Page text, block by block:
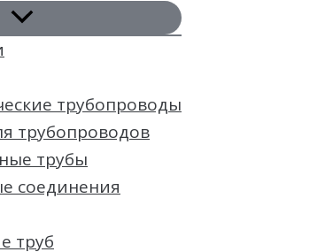
трубопроводы
трубопроводов
трубы
соединения
труб